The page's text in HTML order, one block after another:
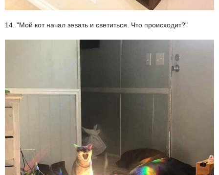
14. "Мой кот начал зевать и светиться. Что происходит?"